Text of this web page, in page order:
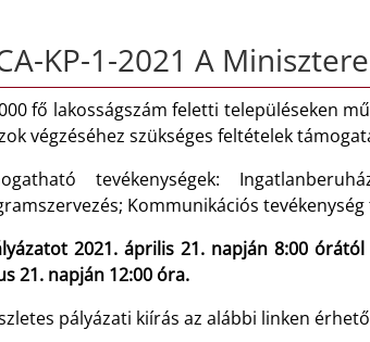
KP-1-2021 A
fő lakosságszám feletti településeken
végzéséhez szükséges feltételek
tevékenységek:
Kommunikációs
2021. április 21. napján 8:00
21. napján 12:00 óra.
pályázati kiírás az alábbi linken